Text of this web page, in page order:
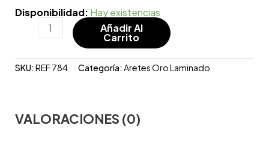
Disponibilidad: Hay existencias
Añadir Al
Carrito
SKU:REF 784 Categoría:Aretes Oro Laminado
VALORACIONES (0)